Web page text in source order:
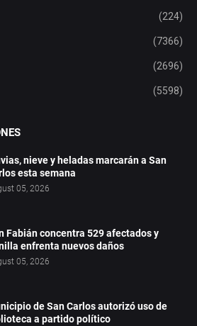
(224)
(7366)
(2696)
(5598)
nieve y heladas marcarán a San
esta semana
05, 2026
Fabián concentra 529 afectados y
enfrenta nuevos daños
05, 2026
de San Carlos autorizó uso de
a partido político